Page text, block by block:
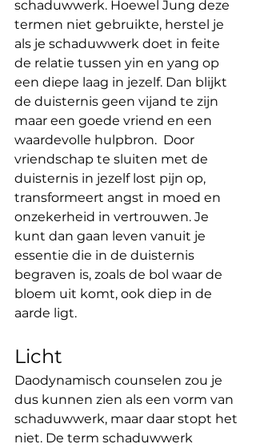
schaduwwerk. Hoewel Jung deze
termen niet gebruikte, herstel je
als je schaduwwerk doet in feite
de relatie tussen yin en yang op
een diepe laag in jezelf. Dan blijkt
de duisternis geen vijand te zijn
maar een goede vriend en een
waardevolle hulpbron.  Door
vriendschap te sluiten met de
duisternis in jezelf lost pijn op,
transformeert angst in moed en
onzekerheid in vertrouwen. Je
kunt dan gaan leven vanuit je
essentie die in de duisternis
begraven is, zoals de bol waar de
bloem uit komt, ook diep in de
aarde ligt.
Licht
Daodynamisch counselen zou je
dus kunnen zien als een vorm van
schaduwwerk, maar daar stopt het
niet. De term schaduwwerk